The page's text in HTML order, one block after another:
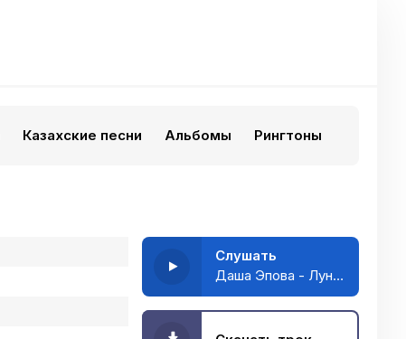
Казахские песни Альбомы Рингтоны
Слушать
Даша Эпова - Луна цвета серебра